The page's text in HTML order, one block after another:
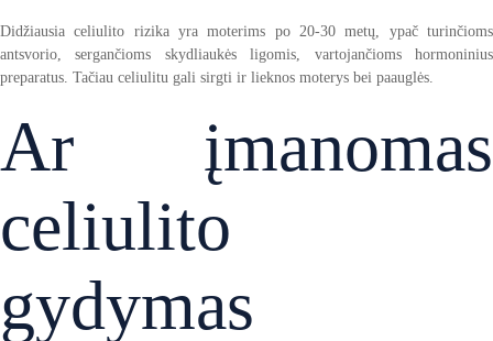
Didžiausia celiulito rizika yra moterims po 20-30 metų, ypač turinčioms
antsvorio, sergančioms skydliaukės ligomis, vartojančioms hormoninius
preparatus. Tačiau celiulitu gali sirgti ir lieknos moterys bei paauglės.
Ar įmanomas
celiulito
gydymas